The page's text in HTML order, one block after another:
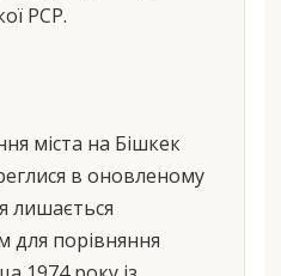
РСР.
міста на Бішкек
в оновленому
лишається
порівняння